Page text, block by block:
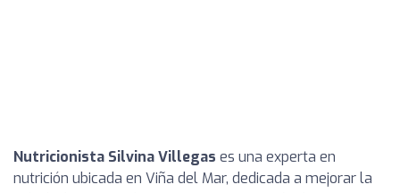
Nutricionista Silvina Villegas es una experta en
nutrición ubicada en Viña del Mar, dedicada a mejorar la